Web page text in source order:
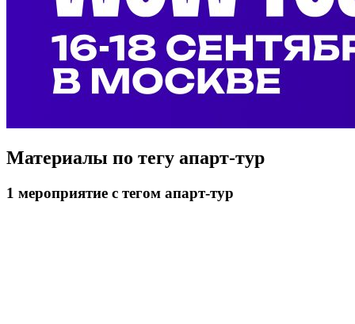
Материалы по тегу апарт-тур
1 мероприятие с тегом апарт-тур